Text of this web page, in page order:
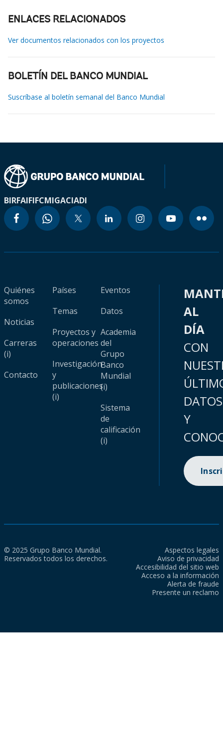
ENLACES RELACIONADOS
Ver documentos relacionados con los proyectos
BOLETÍN DEL BANCO MUNDIAL
Suscríbase al boletín semanal del Banco Mundial
BIRFAIFIFCMIGACIADI
Quiénes
somos
Noticias
Carreras
(i)
Contacto
Países
Temas
Proyectos y
operaciones
Investigación
y
publicaciones
(i)
Eventos
Datos
Academia
del
Grupo
Banco
Mundial
(i)
Sistema
de
calificación
(i)
AL
DÍA
CON
DATOS
Y
© 2025 Grupo Banco Mundial.
Reservados todos los derechos.
Aspectos legales
Aviso de privacidad
Accesibilidad del sitio web
Acceso a la información
Alerta de fraude
Presente un reclamo